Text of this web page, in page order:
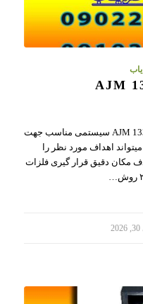
فلزیاب و ردیاب AJM 13300 فلزیاب AJM 13300 سیستمی مناسب جهت
اهداف مورد نظر را
مکان دقیق قرار گیری فلزات